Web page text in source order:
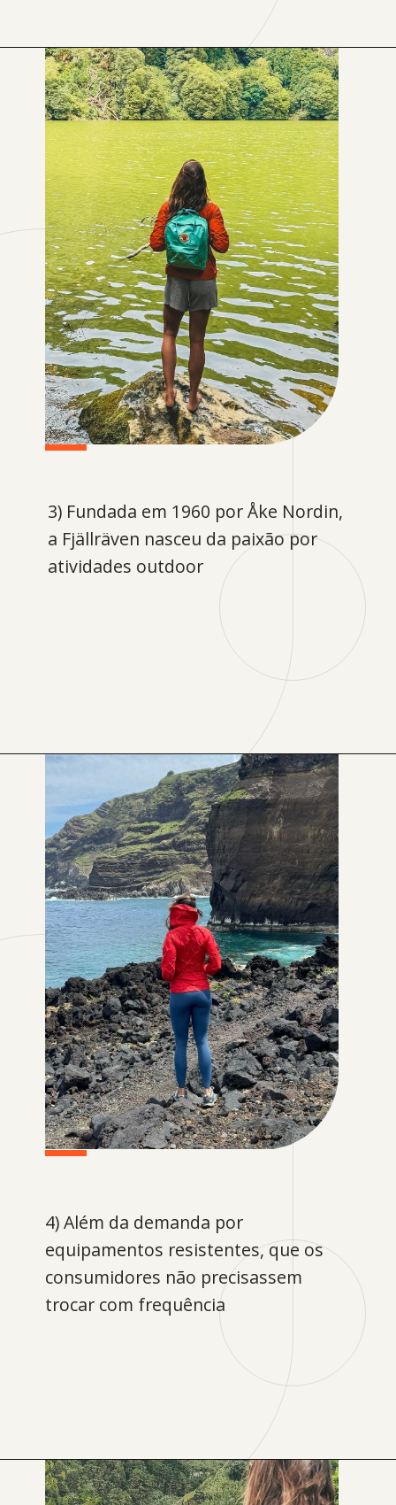
Opening
3) Fundada em 1960 por Åke Nordin,
a Fjällräven nasceu da paixão por
atividades outdoor
4) Além da demanda por
equipamentos resistentes, que os
consumidores não precisassem
trocar com frequência
Opening